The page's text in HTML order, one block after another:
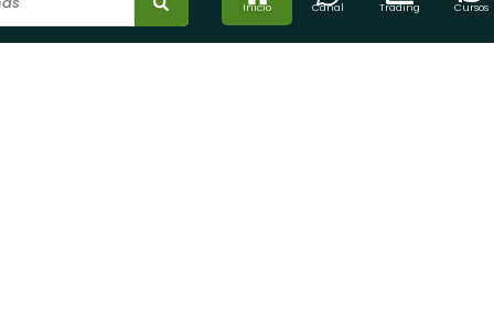
Inicio Canal Trading Cursos